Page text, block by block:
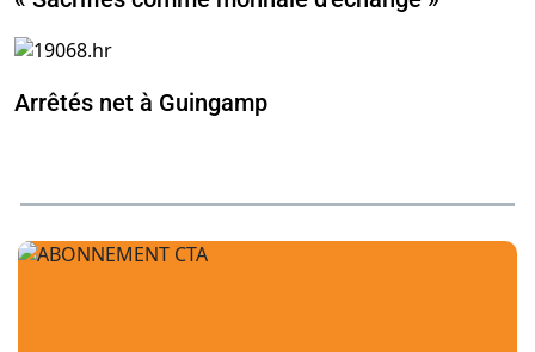
Arrêtés net à Guingamp